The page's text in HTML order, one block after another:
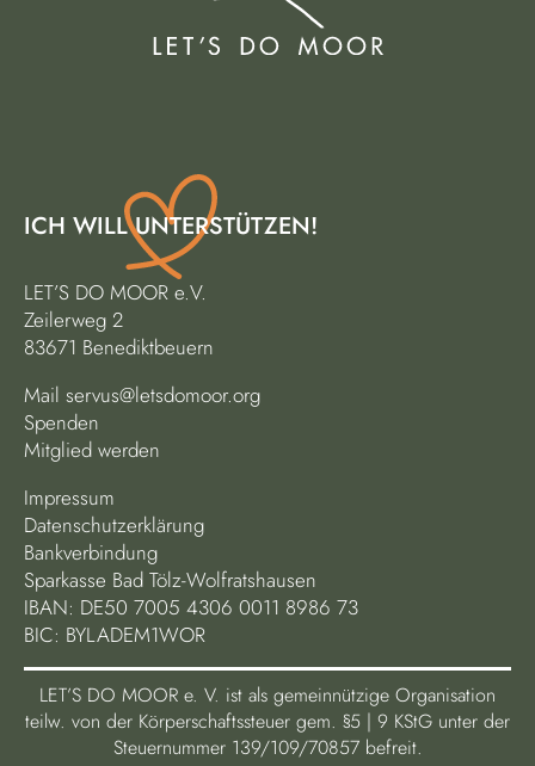
ICH WILL UNTERSTÜTZEN!
LET’S DO MOOR e.V.
Zeilerweg 2
83671 Benediktbeuern
Mail servus@letsdomoor.org
Spenden
Mitglied werden
Impressum
Datenschutzerklärung
Bankverbindung
Sparkasse Bad Tölz-Wolfratshausen
IBAN: DE50 7005 4306 0011 8986 73
BIC: BYLADEM1WOR
LET’S DO MOOR e. V. ist als gemeinnützige Organisation
teilw. von der Körperschaftssteuer gem. §5 | 9 KStG unter der
Steuernummer 139/109/70857 befreit.